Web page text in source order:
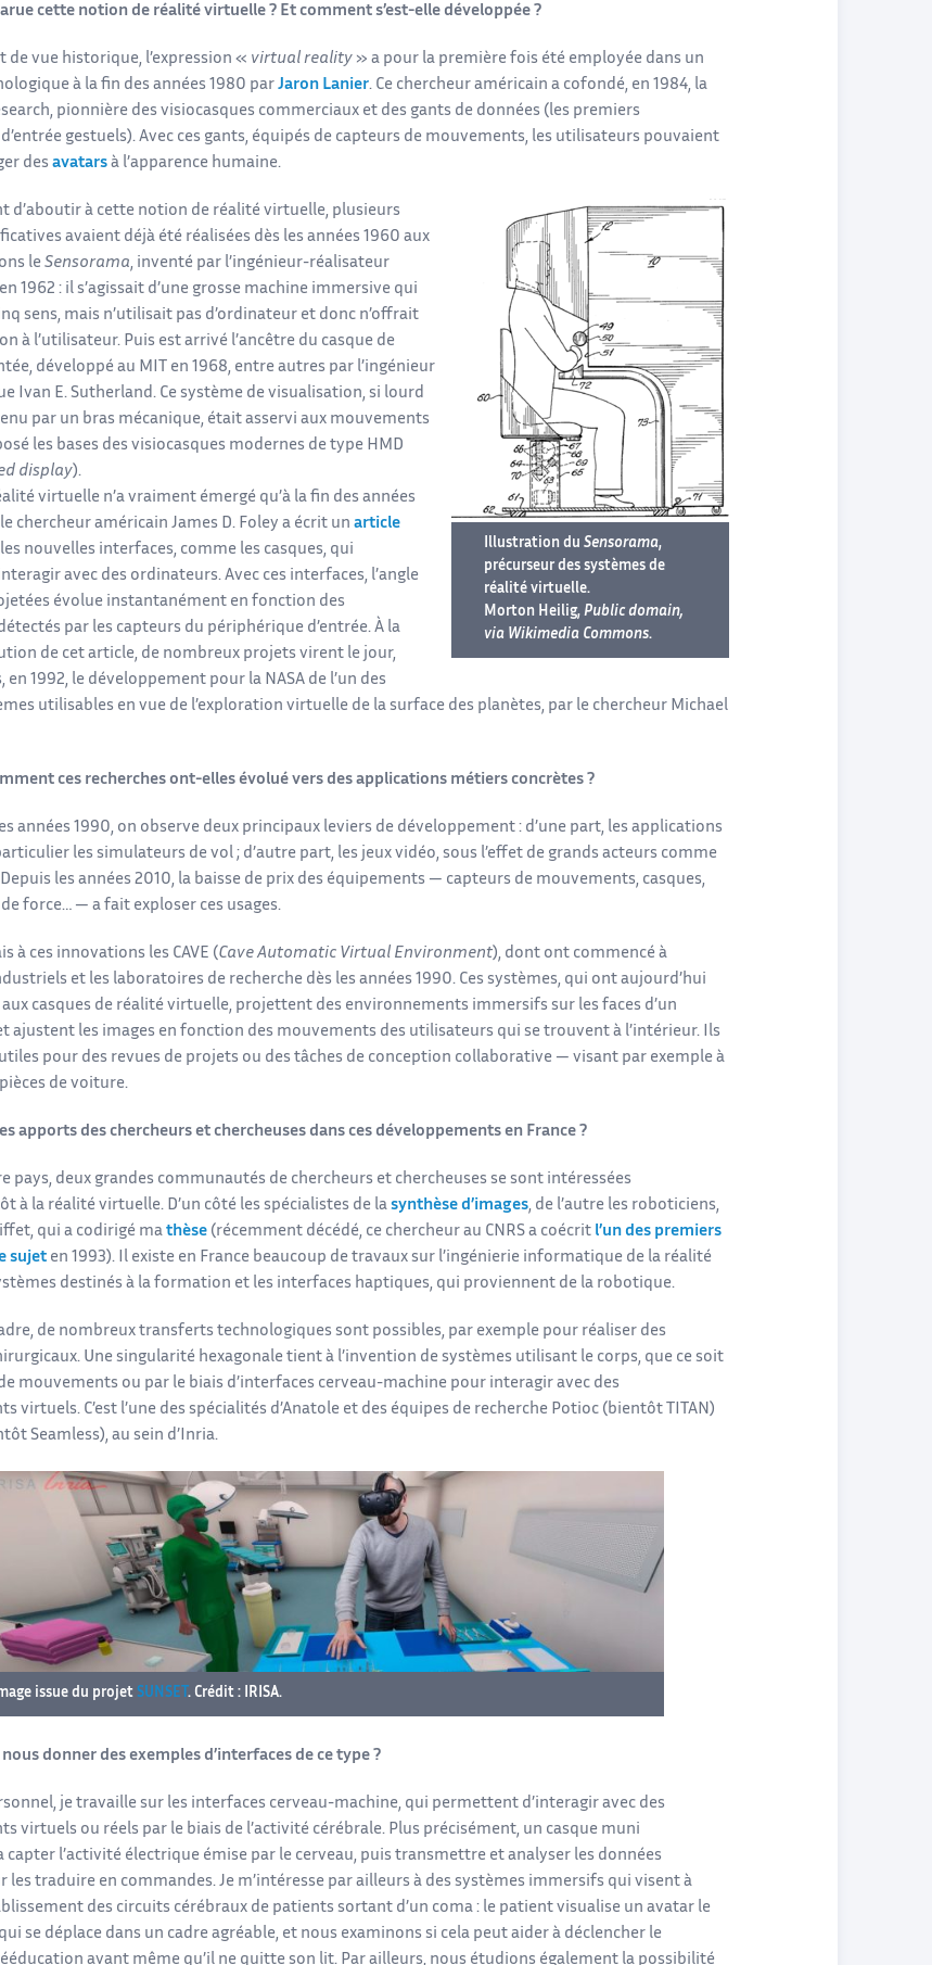
cette notion de réalité virtuelle ? Et comment s’est-elle développée ?
de vue historique, l’expression « virtual reality » a pour la première fois été employée dans un
à la fin des années 1980 par Jaron Lanier. Ce chercheur américain a cofondé, en 1984, la
pionnière des visiocasques commerciaux et des gants de données (les premiers
gestuels). Avec ces gants, équipés de capteurs de mouvements, les utilisateurs pouvaient
des avatars à l’apparence humaine.
Illustration du Sensorama,
précurseur des systèmes de
réalité virtuelle.
Morton Heilig, Public domain,
via Wikimedia Commons.
d’aboutir à cette notion de réalité virtuelle, plusieurs
avaient déjà été réalisées dès les années 1960 aux
le Sensorama, inventé par l’ingénieur-réalisateur
1962 : il s’agissait d’une grosse machine immersive qui
sens, mais n’utilisait pas d’ordinateur et donc n’offrait
à l’utilisateur. Puis est arrivé l’ancêtre du casque de
développé au MIT en 1968, entre autres par l’ingénieur
Ivan E. Sutherland. Ce système de visualisation, si lourd
par un bras mécanique, était asservi aux mouvements
les bases des visiocasques modernes de type HMD
display).
virtuelle n’a vraiment émergé qu’à la fin des années
le chercheur américain James D. Foley a écrit un article
nouvelles interfaces, comme les casques, qui
avec des ordinateurs. Avec ces interfaces, l’angle
évolue instantanément en fonction des
par les capteurs du périphérique d’entrée. À la
de cet article, de nombreux projets virent le jour,
en 1992, le développement pour la NASA de l’un des
utilisables en vue de l’exploration virtuelle de la surface des planètes, par le chercheur Michael
ces recherches ont-elles évolué vers des applications métiers concrètes ?
années 1990, on observe deux principaux leviers de développement : d’une part, les applications
les simulateurs de vol ; d’autre part, les jeux vidéo, sous l’effet de grands acteurs comme
Depuis les années 2010, la baisse de prix des équipements — capteurs de mouvements, casques,
force… — a fait exploser ces usages.
à ces innovations les CAVE (Cave Automatic Virtual Environment), dont ont commencé à
et les laboratoires de recherche dès les années 1990. Ces systèmes, qui ont aujourd’hui
casques de réalité virtuelle, projettent des environnements immersifs sur les faces d’un
ajustent les images en fonction des mouvements des utilisateurs qui se trouvent à l’intérieur. Ils
pour des revues de projets ou des tâches de conception collaborative — visant par exemple à
de voiture.
apports des chercheurs et chercheuses dans ces développements en France ?
pays, deux grandes communautés de chercheurs et chercheuses se sont intéressées
à la réalité virtuelle. D’un côté les spécialistes de la synthèse d’images, de l’autre les roboticiens,
qui a codirigé ma thèse (récemment décédé, ce chercheur au CNRS a coécrit l’un des premiers
sujet en 1993). Il existe en France beaucoup de travaux sur l’ingénierie informatique de la réalité
destinés à la formation et les interfaces haptiques, qui proviennent de la robotique.
de nombreux transferts technologiques sont possibles, par exemple pour réaliser des
Une singularité hexagonale tient à l’invention de systèmes utilisant le corps, que ce soit
mouvements ou par le biais d’interfaces cerveau-machine pour interagir avec des
virtuels. C’est l’une des spécialités d’Anatole et des équipes de recherche Potioc (bientôt TITAN)
Seamless), au sein d’Inria.
issue du projet SUNSET . Crédit : IRISA.
donner des exemples d’interfaces de ce type ?
je travaille sur les interfaces cerveau-machine, qui permettent d’interagir avec des
virtuels ou réels par le biais de l’activité cérébrale. Plus précisément, un casque muni
capter l’activité électrique émise par le cerveau, puis transmettre et analyser les données
les traduire en commandes. Je m’intéresse par ailleurs à des systèmes immersifs qui visent à
des circuits cérébraux de patients sortant d’un coma : le patient visualise un avatar le
se déplace dans un cadre agréable, et nous examinons si cela peut aider à déclencher le
avant même qu’il ne quitte son lit. Par ailleurs, nous étudions également la possibilité